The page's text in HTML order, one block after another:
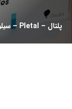
پلتال – Pletal – سیلوستازول